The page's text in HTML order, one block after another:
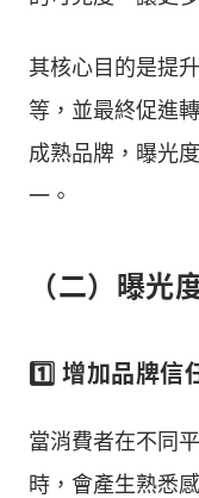
其核心目的是提
等，並最終促進
成熟品牌，曝光
一。
（二）曝光
1️⃣ 增加品牌信
當消費者在不同
時，會產生熟悉